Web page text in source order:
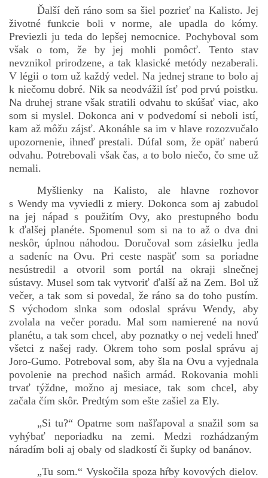
VÍLA NA BRONZOVEJ ULICI
VLČÍ MOR
bludicka.cirezlo@gmail.com
Príbehy a poviedky na tejto stránke sú duševným
© 2026 eStránky.sk|RSS |WebSlice |Aktualizované 5. 8. 2026|
Hore ↑
Ďalší deň ráno som sa šiel pozrieť na Kalisto. Jej
životné funkcie boli v norme, ale upadla do kómy.
Previezli ju teda do lepšej nemocnice. Pochyboval som
však o tom, že by jej mohli pomôcť. Tento stav
nevznikol prirodzene, a tak klasické metódy nezaberali.
V légii o tom už každý vedel. Na jednej strane to bolo aj
k niečomu dobré. Nik sa neodvážil ísť pod prvú poistku.
Na druhej strane však stratili odvahu to skúšať viac, ako
som si myslel. Dokonca ani v podvedomí si neboli istí,
kam až môžu zájsť. Akonáhle sa im v hlave rozozvučalo
upozornenie, ihneď prestali. Dúfal som, že opäť naberú
odvahu. Potrebovali však čas, a to bolo niečo, čo sme už
nemali.
Myšlienky na Kalisto, ale hlavne rozhovor
s Wendy ma vyviedli z miery. Dokonca som aj zabudol
na jej nápad s použitím Ovy, ako prestupného bodu
k ďalšej planéte. Spomenul som si na to až o dva dni
neskôr, úplnou náhodou. Doručoval som zásielku jedla
a sadeníc na Ovu. Pri ceste naspäť som sa poriadne
nesústredil a otvoril som portál na okraji slnečnej
sústavy. Musel som tak vytvoriť ďalší až na Zem. Bol už
večer, a tak som si povedal, že ráno sa do toho pustím.
S východom slnka som odoslal správu Wendy, aby
zvolala na večer poradu. Mal som namierené na novú
planétu, a tak som chcel, aby poznatky o nej vedeli hneď
všetci z našej rady. Okrem toho som poslal správu aj
Joro-Gumo. Potreboval som, aby šla na Ovu a vyjednala
povolenie na prechod našich armád. Rokovania mohli
trvať týždne, možno aj mesiace, tak som chcel, aby
začala čím skôr. Predtým som ešte zašiel za Ely.
„Si tu?“ Opatrne som našľapoval a snažil som sa
vyhýbať neporiadku na zemi. Medzi rozhádzaným
náradím boli aj obaly od sladkostí či šupky od banánov.
„Tu som.“ Vyskočila spoza hŕby kovových dielov.